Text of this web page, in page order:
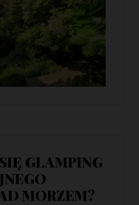
GLAMPING
MORZEM?